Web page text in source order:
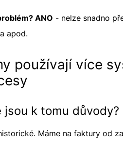
ANO - nelze snadno
apod.
používají více
jsou k tomu důvody?
Máme na faktury od